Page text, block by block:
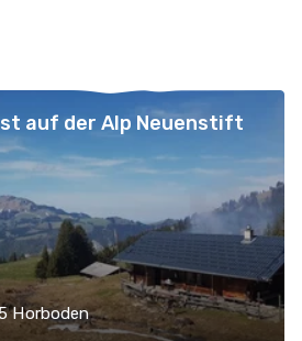
auf der Alp Neuenstift
Horboden